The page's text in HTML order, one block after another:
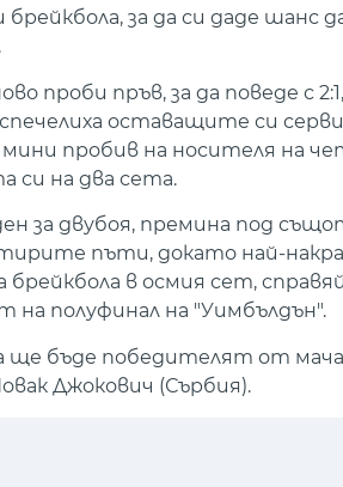
за да си даде шанс
проби пръв, за да поведе с
оставащите си
мини пробив на носителя на
си на два сета.
за двубоя, премина под
пъти, докато най-
в осмия сет,
на полуфинал на "Уимбълдън".
ще бъде победителят от
Джокович (Сърбия).